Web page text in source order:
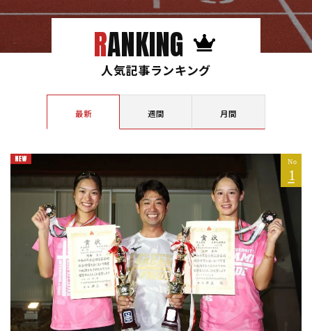
RANKING
人気記事ランキング
最新 週間 月間